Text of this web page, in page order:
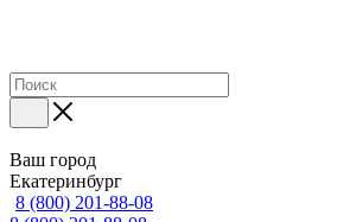
Ваш город
Екатеринбург
8 (800) 201-88-08